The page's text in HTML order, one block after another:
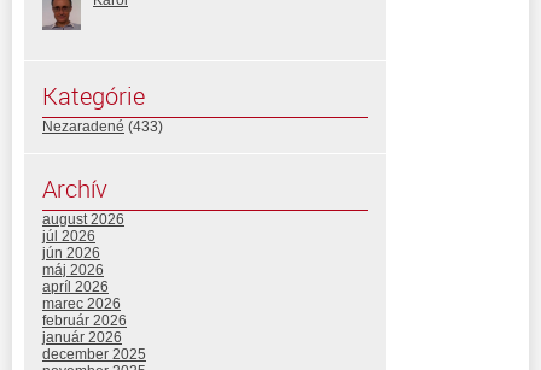
Kategórie
Nezaradené (433)
Archív
august 2026
júl 2026
jún 2026
máj 2026
apríl 2026
marec 2026
február 2026
január 2026
december 2025